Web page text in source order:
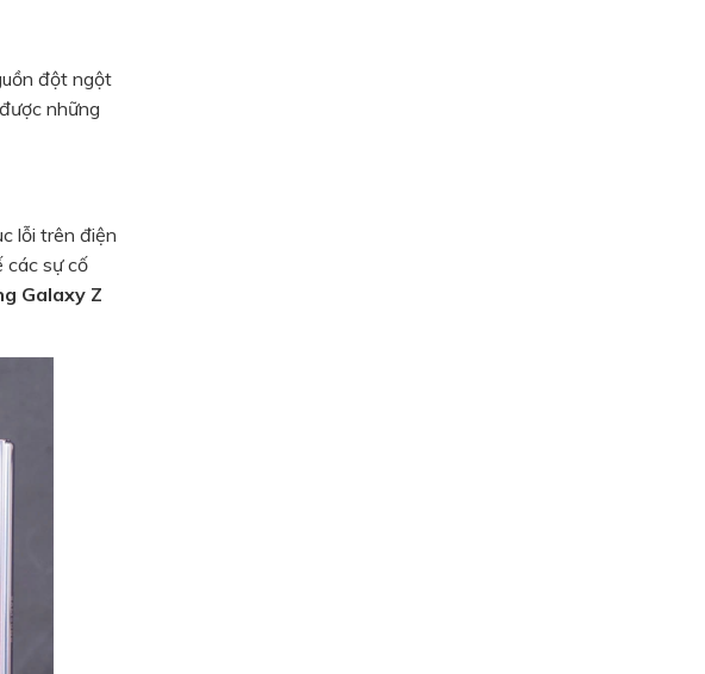
đột ngột
những
lỗi trên điện
các sự cố
Galaxy Z